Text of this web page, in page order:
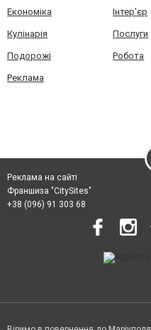
Економіка Інтер'єр
Кулінарія Послуги
Подорожі Робота
Реклама
Реклама на сайті
Франшиза "CitySites"
+38 (096) 91 303 68